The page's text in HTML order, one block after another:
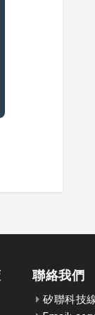
聯絡我們
矽聯科技